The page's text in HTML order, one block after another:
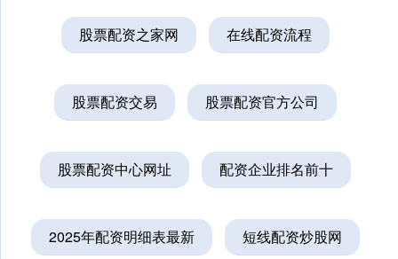
股票配资之家网 在线配资流程
股票配资交易 股票配资官方公司
股票配资中心网址 配资企业排名前十
2025年配资明细表最新 短线配资炒股网